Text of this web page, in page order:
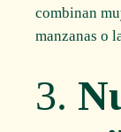
combinan
manzanas o
3.